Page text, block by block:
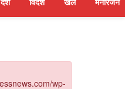
देश विदेश खेल मनोरंजन